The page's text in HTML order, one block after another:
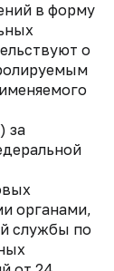
в форму
о
за
органами,
службы по